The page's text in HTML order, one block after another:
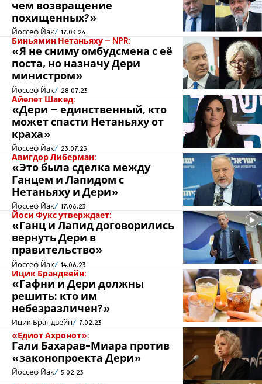
чем возвращение
похищенных?»
Йоссеф Йак 17.03.24
Биньямин Нетаньяху – NPR:
«Я не сниму омбудсмена с её
поста, но назначу Дери
министром»
Йоссеф Йак 28.07.23
Айелет Шакед:
«Дери – единственный, кто
может спасти Нетаньяху от
краха»
Йоссеф Йак 23.07.23
Авигдор Либерман:
«Это была сделка между
Ганцем и Лапидом с
Нетаньяху и Дери»
Йоссеф Йак 17.06.23
Йоси Фукс утверждает:
«Ганц и Лапид договорились
вернуть Дери в
правительство»
Йоссеф Йак 14.06.23
Ицик Брандвейн:
«Гафни и Дери должны
решить: кто им
небезразличен?»
Ицик Брандвейн 7.02.23
«Едиот Ахронот»:
Гали Бахарав-Миара против
«законопроекта Дери»
Йоссеф Йак 5.02.23